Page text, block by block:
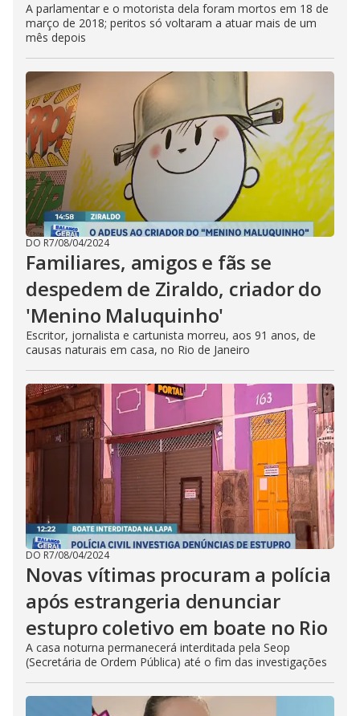
A parlamentar e o motorista dela foram mortos em 18 de
março de 2018; peritos só voltaram a atuar mais de um
mês depois
DO R7/08/04/2024
Familiares, amigos e fãs se
despedem de Ziraldo, criador do
'Menino Maluquinho'
Escritor, jornalista e cartunista morreu, aos 91 anos, de
causas naturais em casa, no Rio de Janeiro
DO R7/08/04/2024
Novas vítimas procuram a polícia
após estrangeria denunciar
estupro coletivo em boate no Rio
A casa noturna permanecerá interditada pela Seop
(Secretária de Ordem Pública) até o fim das investigações